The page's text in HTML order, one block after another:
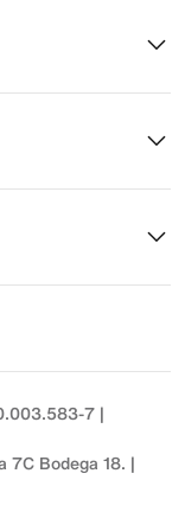
7 |
7C Bodega 18. |